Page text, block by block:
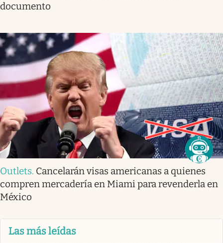
documento
Outlets. Cancelarán visas americanas a quienes
compren mercadería en Miami para revenderla en
México
Las más leídas